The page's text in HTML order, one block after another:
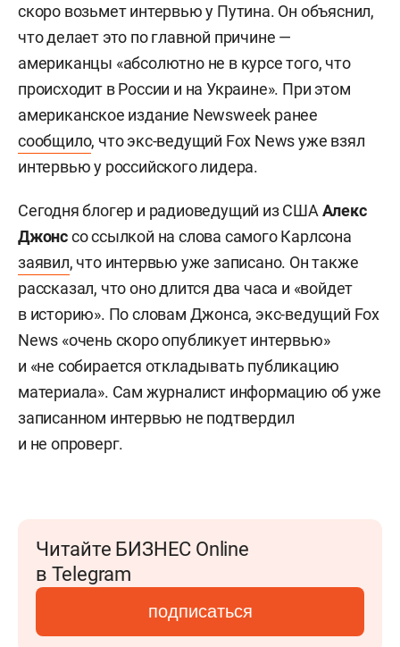
скоро возьмет интервью у Путина. Он объяснил,
что делает это по главной причине —
американцы «абсолютно не в курсе того, что
происходит в России и на Украине». При этом
американское издание Newsweek ранее
сообщило, что экс-ведущий Fox News уже взял
интервью у российского лидера.
Сегодня блогер и радиоведущий из США Алекс
Джонссо ссылкой на слова самого Карлсона
заявил, что интервью уже записано. Он также
рассказал, что оно длится два часа и «войдет
в историю». По словам Джонса, экс-ведущий Fox
News «очень скоро опубликует интервью»
и «не собирается откладывать публикацию
материала». Сам журналист информацию об уже
записанном интервью не подтвердил
и не опроверг.
Читайте БИЗНЕС Online
в Telegram
подписаться